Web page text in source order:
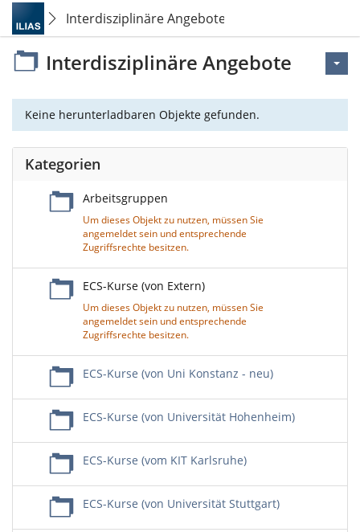
Interdisziplinäre Angebote
Interdisziplinäre Angebote
Keine herunterladbaren Objekte gefunden.
Kategorien
Arbeitsgruppen
Um dieses Objekt zu nutzen, müssen Sie
angemeldet sein und entsprechende
Zugriffsrechte besitzen.
ECS-Kurse (von Extern)
Um dieses Objekt zu nutzen, müssen Sie
angemeldet sein und entsprechende
Zugriffsrechte besitzen.
ECS-Kurse (von Uni Konstanz - neu)
ECS-Kurse (von Universität Hohenheim)
ECS-Kurse (vom KIT Karlsruhe)
ECS-Kurse (von Universität Stuttgart)